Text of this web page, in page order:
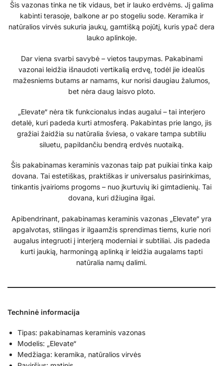
Šis vazonas tinka ne tik vidaus, bet ir lauko erdvėms. Jį galima
kabinti terasoje, balkone ar po stogeliu sode. Keramika ir
natūralios virvės sukuria jaukų, gamtišką pojūtį, kuris ypač dera
lauko aplinkoje.
Dar viena svarbi savybė – vietos taupymas. Pakabinami
vazonai leidžia išnaudoti vertikalią erdvę, todėl jie idealūs
mažesniems butams ar namams, kur norisi daugiau žalumos,
bet nėra daug laisvo ploto.
„Elevate“ nėra tik funkcionalus indas augalui – tai interjero
detalė, kuri padeda kurti atmosferą. Pakabintas prie lango, jis
gražiai žaidžia su natūralia šviesa, o vakare tampa subtiliu
siluetu, papildančiu bendrą erdvės nuotaiką.
Šis pakabinamas keraminis vazonas taip pat puikiai tinka kaip
dovana. Tai estetiškas, praktiškas ir universalus pasirinkimas,
tinkantis įvairioms progoms – nuo įkurtuvių iki gimtadienių. Tai
dovana, kuri džiugina ilgai.
Apibendrinant, pakabinamas keraminis vazonas „Elevate“ yra
apgalvotas, stilingas ir ilgaamžis sprendimas tiems, kurie nori
augalus integruoti į interjerą moderniai ir subtiliai. Jis padeda
kurti jaukią, harmoningą aplinką ir leidžia augalams tapti
natūralia namų dalimi.
Techninė informacija
Tipas: pakabinamas keraminis vazonas
Modelis: „Elevate“
Medžiaga: keramika, natūralios virvės